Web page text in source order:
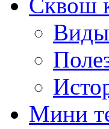
Сквош
Виды
Мини